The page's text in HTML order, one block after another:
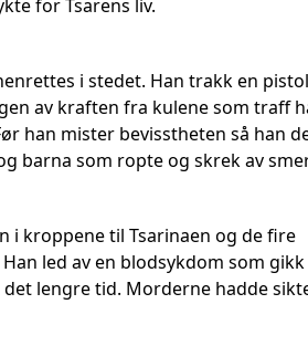
for Tsarens liv.
i stedet. Han trakk en pistol
av kraften fra kulene som traff
han mister bevisstheten så han
barna som ropte og skrek av
kroppene til Tsarinaen og de fire
led av en blodsykdom som gikk
lengre tid. Morderne hadde